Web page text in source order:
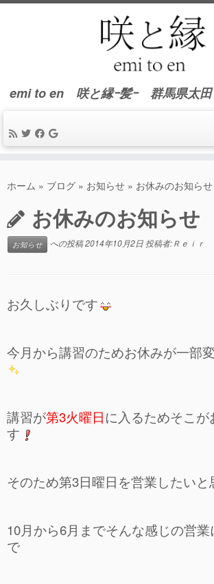
ン
ツ
へ
プ
emi to en 咲と縁ｰ髪ｰ 群馬県太田
ホーム » ブログ » お知らせ » お休みのお知らせ
お休みのお知らせ
お知らせ への投稿2014年10月2日 投稿者:Ｒｅｉｒ
お久しぶりです
今月から講習のためお休みが一部
講習が第3火曜日に入るためそこが
す
そのため第3日曜日を営業したいと
10月から6月までそんな感じの営
で